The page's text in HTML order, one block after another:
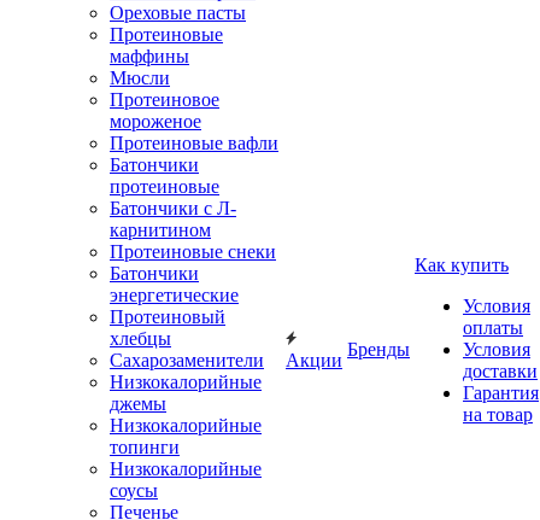
Ореховые пасты
Протеиновые
маффины
Мюсли
Протеиновое
мороженое
Протеиновые вафли
Батончики
протеиновые
Батончики с Л-
карнитином
Протеиновые снеки
Батончики
энергетические
Протеиновый
хлебцы
Сахарозаменители
Низкокалорийные
джемы
Низкокалорийные
топинги
Низкокалорийные
соусы
Печенье
Акции
Бренды
Как купить
Условия
оплаты
Условия
доставки
Гарантия
на товар